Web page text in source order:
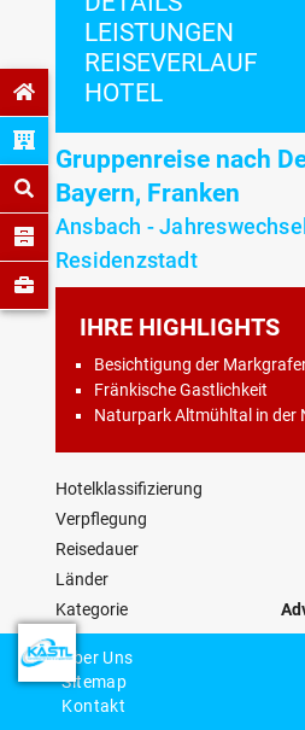
LEISTUNGEN
REISEVERLAUF
HOTEL
Gruppenreise nach
Bayern, Franken
Ansbach -
Residenzstadt
IHRE HIGHLIGHTS
Besichtigung der
Fränkische Gastlichkeit
Naturpark Altmühltal in der
Hotelklassifizierung
Verpflegung
Reisedauer
Länder
Kategorie
Reisecode
Über Uns
Sitemap
Kontakt